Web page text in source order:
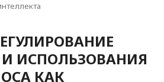
ИСПОЛЬЗОВАНИЯ
КАК